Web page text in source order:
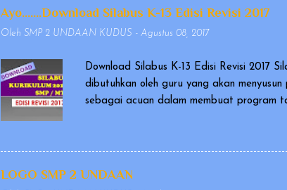
Wayang yang dimainkan dalang ini diantaranya berupa
Ayo.......Download Silabus K-13 Edisi Revisi 2017
Oleh SMP 2 UNDAAN KUDUS - Agustus 08, 2017
Download Silabus K-13 Edisi Revisi 2017
dibutuhkan oleh guru yang akan
sebagai acuan dalam membuat program
dikeluarkan pada tahun 2017. Silabus
penulisan yang sederhana sehingga
agar penyajiannya lebih efisien, tidak
LOGO SMP 2 UNDAAN